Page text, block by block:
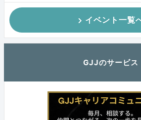
イベント一覧
GJJのサービス